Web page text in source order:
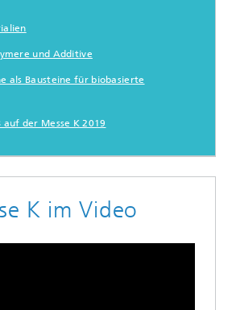
und Additive
als Bausteine für biobasierte
auf der Messe K 2019
K im Video